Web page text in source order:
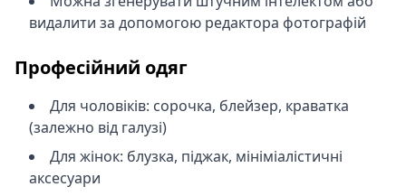
видалити за допомогою редактора фотографій
Професійний одяг
Для чоловіків: сорочка, блейзер, краватка
(залежно від галузі)
Для жінок: блузка, піджак, мініміалістичні
аксесуари